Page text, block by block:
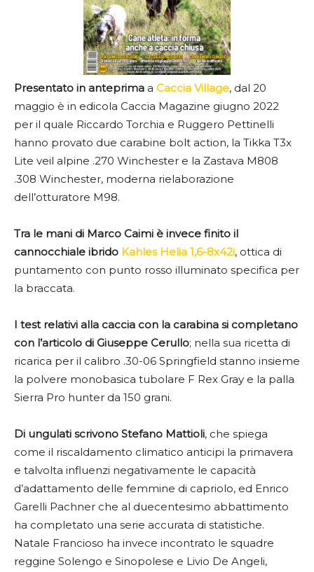
Presentato in anteprima a Caccia Village, dal 20
maggio è in edicola Caccia Magazine giugno 2022
per il quale Riccardo Torchia e Ruggero Pettinelli
hanno provato due carabine bolt action, la Tikka T3x
Lite veil alpine .270 Winchester e la Zastava M808
.308 Winchester, moderna rielaborazione
dell’otturatore M98.
Tra le mani di Marco Caimi è invece finito il
cannocchiale ibrido Kahles Helia 1,6-8x42i, ottica di
puntamento con punto rosso illuminato specifica per
la braccata.
I test relativi alla caccia con la carabina si completano
con l’articolo di Giuseppe Cerullo; nella sua ricetta di
ricarica per il calibro .30-06 Springfield stanno insieme
la polvere monobasica tubolare F Rex Gray e la palla
Sierra Pro hunter da 150 grani.
Di ungulati scrivono Stefano Mattioli, che spiega
come il riscaldamento climatico anticipi la primavera
e talvolta influenzi negativamente le capacità
d’adattamento delle femmine di capriolo, ed Enrico
Garelli Pachner che al duecentesimo abbattimento
ha completato una serie accurata di statistiche.
Natale Francioso ha invece incontrato le squadre
reggine Solengo e Sinopolese e Livio De Angeli,